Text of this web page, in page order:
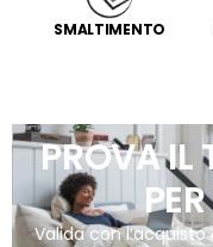
SMALTIMENTO
PROVA IL
Valida con